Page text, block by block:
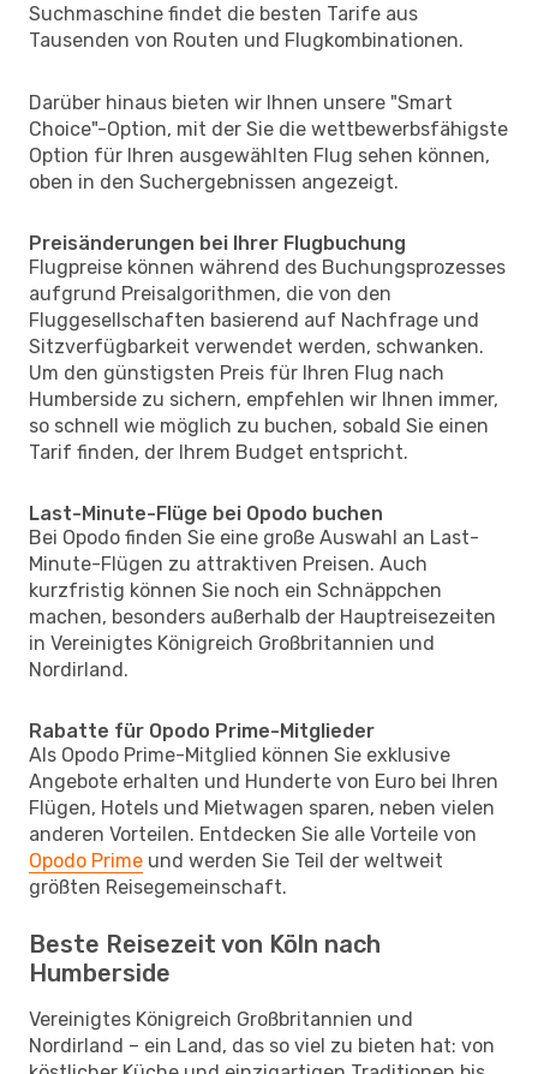
Suchmaschine findet die besten Tarife aus
Tausenden von Routen und Flugkombinationen.
Darüber hinaus bieten wir Ihnen unsere "Smart
Choice"-Option, mit der Sie die wettbewerbsfähigste
Option für Ihren ausgewählten Flug sehen können,
oben in den Suchergebnissen angezeigt.
Preisänderungen bei Ihrer Flugbuchung
Flugpreise können während des Buchungsprozesses
aufgrund Preisalgorithmen, die von den
Fluggesellschaften basierend auf Nachfrage und
Sitzverfügbarkeit verwendet werden, schwanken.
Um den günstigsten Preis für Ihren Flug nach
Humberside zu sichern, empfehlen wir Ihnen immer,
so schnell wie möglich zu buchen, sobald Sie einen
Tarif finden, der Ihrem Budget entspricht.
Last-Minute-Flüge bei Opodo buchen
Bei Opodo finden Sie eine große Auswahl an Last-
Minute-Flügen zu attraktiven Preisen. Auch
kurzfristig können Sie noch ein Schnäppchen
machen, besonders außerhalb der Hauptreisezeiten
in Vereinigtes Königreich Großbritannien und
Nordirland.
Rabatte für Opodo Prime-Mitglieder
Als Opodo Prime-Mitglied können Sie exklusive
Angebote erhalten und Hunderte von Euro bei Ihren
Flügen, Hotels und Mietwagen sparen, neben vielen
anderen Vorteilen. Entdecken Sie alle Vorteile von
Opodo Prime und werden Sie Teil der weltweit
größten Reisegemeinschaft.
Beste Reisezeit von Köln nach
Humberside
Vereinigtes Königreich Großbritannien und
Nordirland – ein Land, das so viel zu bieten hat: von